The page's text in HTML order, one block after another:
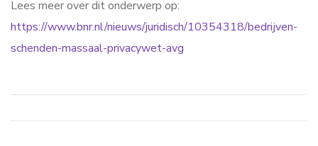
Lees meer over dit onderwerp op:
https://www.bnr.nl/nieuws/juridisch/10354318/bedrijven-
schenden-massaal-privacywet-avg